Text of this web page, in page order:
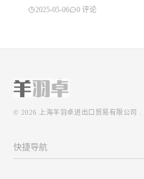
2025-05-06 0 评论
© 2026 上海羊羽卓进出口贸易有限公司
快捷导航